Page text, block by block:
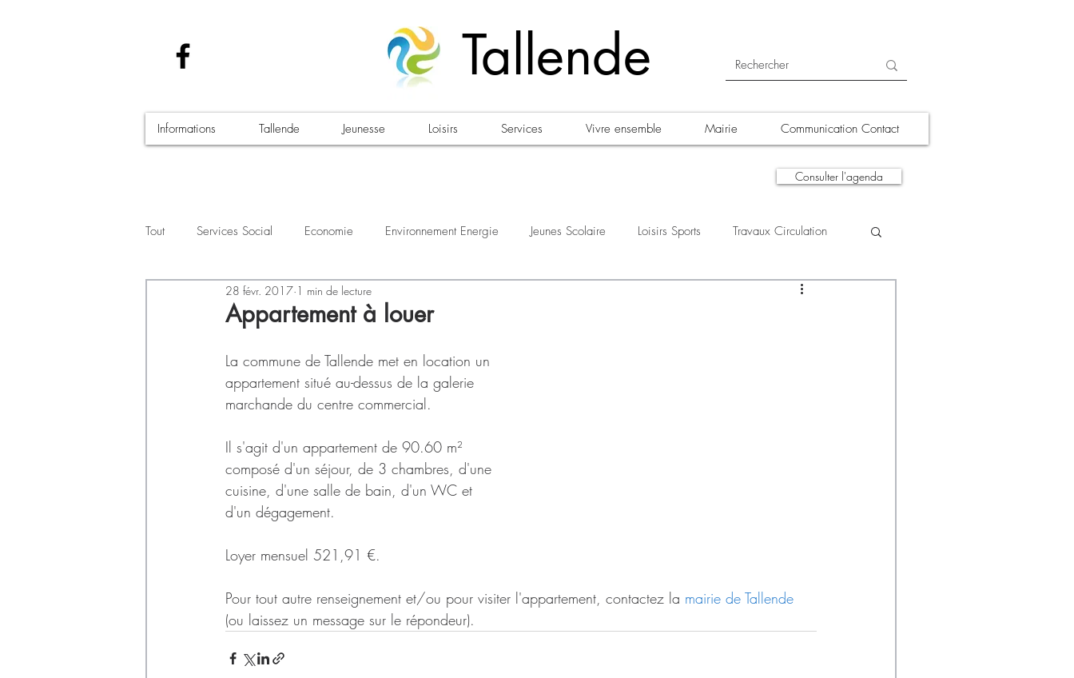
Tallende
Informations Tallende Jeunesse Loisirs Services Vivre ensemble Mairie Communication Contact
Consulter l'agenda
Tout Services Social Economie Environnement Energie Jeunes Scolaire Loisirs Sports Travaux Circulation
Santé - Covid-19 Culture Manifestations A la une
Appartement à louer
28 févr. 2017 1 min de lecture
La commune de Tallende met en location un
appartement situé au-dessus de la galerie
marchande du centre commercial.
Il s'agit d'un appartement de 90.60 m²
composé d'un séjour, de 3 chambres, d'une
cuisine, d'une salle de bain, d'un WC et
d'un dégagement.
Loyer mensuel 521,91 €.
Pour tout autre renseignement et/ou pour visiter l'appartement, contactez la mairie de Tallende
(ou laissez un message sur le répondeur).